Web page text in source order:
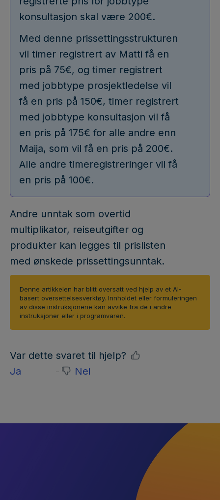
konsultasjon skal være 200€.
Med denne prissettingsstrukturen
vil timer registrert av Matti få en
pris på 75€, og timer registrert
med jobbtype prosjektledelse vil
få en pris på 150€, timer registrert
med jobbtype konsultasjon vil få
en pris på 175€ for alle andre enn
Maija, som vil få en pris på 200€.
Alle andre timeregistreringer vil få
en pris på 100€.
Andre unntak som overtid
multiplikator, reiseutgifter og
produkter kan legges til prislisten
med ønskede prissettingsunntak.
Denne artikkelen har blitt oversatt ved hjelp av et AI-
basert oversettelsesverktøy. Innholdet eller formuleringen
av disse instruksjonene kan avvike fra de i andre
instruksjoner eller i programvaren.
Var dette svaret til hjelp?
Ja
Nei